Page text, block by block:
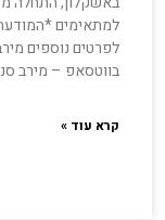
למתאימים
בווטסאפ – מירב
קרא עוד »